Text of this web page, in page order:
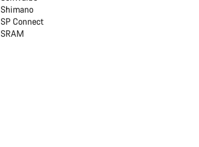
Shimano
SP Connect
SRAM